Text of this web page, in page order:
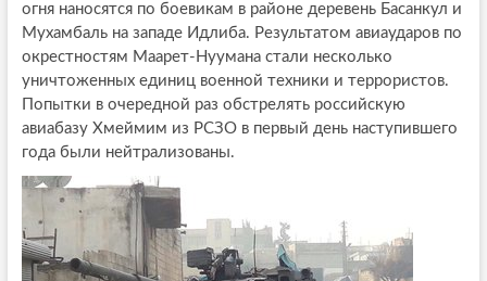
огня наносятся по боевикам в районе деревень Басанкул и
Мухамбаль на западе Идлиба. Результатом авиаударов по
окрестностям Маарет-Нуумана стали несколько
уничтоженных единиц военной техники и террористов.
Попытки в очередной раз обстрелять российскую
авиабазу Хмеймим из РСЗО в первый день наступившего
года были нейтрализованы.